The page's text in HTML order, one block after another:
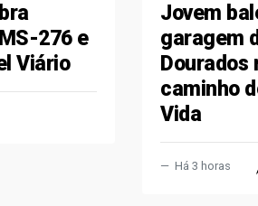
276 e
Viário
Jovem
garagem
Dourados
caminho
Vida
Há 3 horas